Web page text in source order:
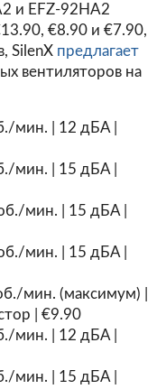
и EFZ-92HA2
€8.90 и €7.90,
SilenX предлагает
вентиляторов на
мин. | 12 дБА |
мин. | 15 дБА |
мин. | 15 дБА |
мин. | 15 дБА |
мин. (максимум) |
| €9.90
мин. | 12 дБА |
мин. | 15 дБА |